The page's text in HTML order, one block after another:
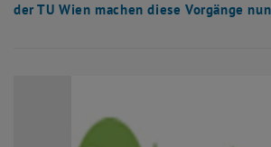
der TU Wien machen diese Vorgänge